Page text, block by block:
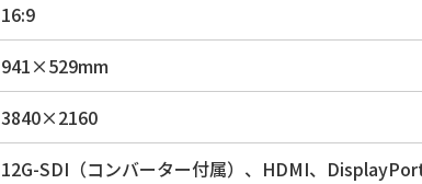
16:9
941×529mm
3840×2160
12G-SDI（コンバーター付属）、HDMI、